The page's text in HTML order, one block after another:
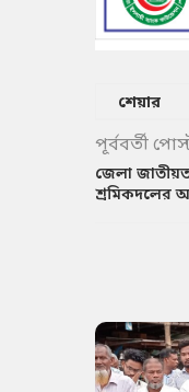
শেয়ার
পূর্ববর্তী
জেলা
শ্রমিকদলের